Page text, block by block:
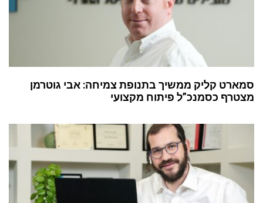
סמארט קליק ממשיך בתנופת צמיחה: אבי גוטרמן
מצטרף כסמנכ”ל פיתוח מקצועי